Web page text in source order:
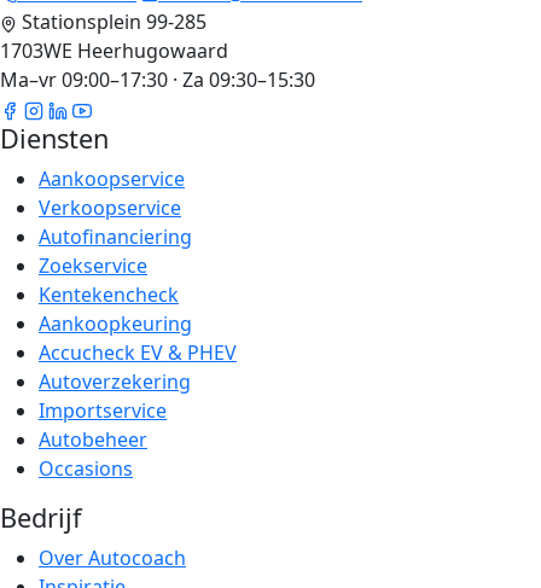
Stationsplein 99-285
1703WE Heerhugowaard
Ma–vr 09:00–17:30 · Za 09:30–15:30
Diensten
Aankoopservice
Verkoopservice
Autofinanciering
Zoekservice
Kentekencheck
Aankoopkeuring
Accucheck EV & PHEV
Autoverzekering
Importservice
Autobeheer
Occasions
Bedrijf
Over Autocoach